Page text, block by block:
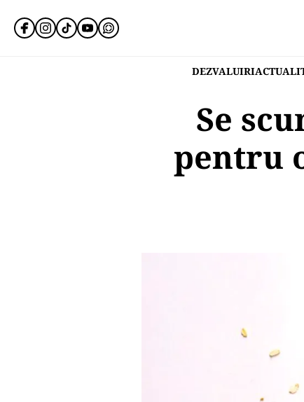
DEZVALUIRI
Se
pentru